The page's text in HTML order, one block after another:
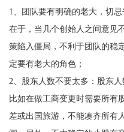
1、团队要有明确的老大，切
在于，当几个创始人之间意见
策陷入僵局，不利于团队的稳
定要有老大的角色；
2、股东人数不要太多：股东
比如在做工商变更时需要所有
差或出国旅游，不能凑齐所有